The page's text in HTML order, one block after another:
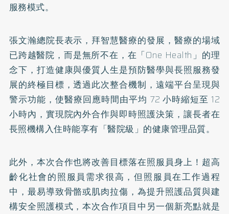
服務模式。
張文瀚總院長表示，拜智慧醫療的發展，醫療的場域
已跨越醫院，而是無所不在，在「One Health」的理
念下，打造健康與優質人生是預防醫學與長照服務發
展的終極目標，透過此次整合機制，遠端平台呈現與
警示功能，使醫療回應時間由平均 72 小時縮短至 12
小時內，實現院內外合作與即時照護決策，讓長者在
長照機構入住時能享有「醫院級」的健康管理品質。
此外，本次合作也將改善目標落在照服員身上！超高
齡化社會的照服員需求很高，但照服員在工作過程
中，最易導致骨骼或肌肉拉傷，為提升照護品質與建
構安全照護模式，本次合作項目中另一個新亮點就是